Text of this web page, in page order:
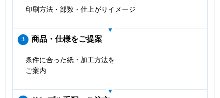
印刷方法・部数・仕上がりイメージ
3 商品・仕様をご提案
条件に合った紙・加工方法を
ご案内